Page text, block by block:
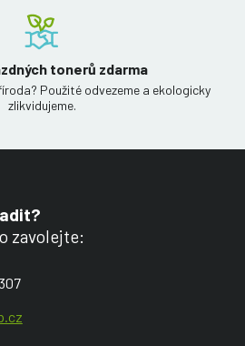
tonerů zdarma
Použité odvezeme a ekologicky
zlikvidujeme.
zavolejte: